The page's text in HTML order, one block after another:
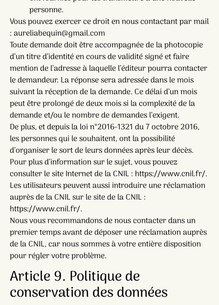
personne.
Vous pouvez exercer ce droit en nous contactant par mail
: aureliabequin@gmail.com
Toute demande doit être accompagnée de la photocopie
d’un titre d’identité en cours de validité signé et faire
mention de l’adresse à laquelle l’éditeur pourra contacter
le demandeur. La réponse sera adressée dans le mois
suivant la réception de la demande. Ce délai d’un mois
peut être prolongé de deux mois si la complexité de la
demande et/ou le nombre de demandes l’exigent.
De plus, et depuis la loi n°2016-1321 du 7 octobre 2016,
les personnes qui le souhaitent, ont la possibilité
d’organiser le sort de leurs données après leur décès.
Pour plus d’information sur le sujet, vous pouvez
consulter le site Internet de la CNIL : https://www.cnil.fr/.
Les utilisateurs peuvent aussi introduire une réclamation
auprès de la CNIL sur le site de la CNIL :
https://www.cnil.fr/.
Nous vous recommandons de nous contacter dans un
premier temps avant de déposer une réclamation auprès
de la CNIL, car nous sommes à votre entière disposition
pour régler votre problème.
Article 9. Politique de
conservation des données